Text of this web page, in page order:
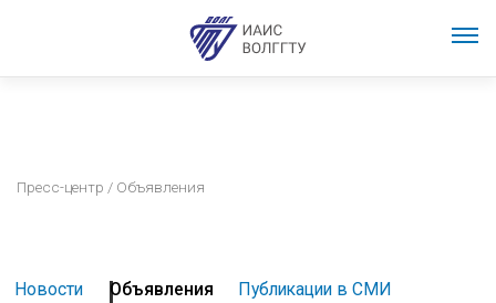
Пресс-центр / Объявления
Новости Объявления
Публикации в СМИ